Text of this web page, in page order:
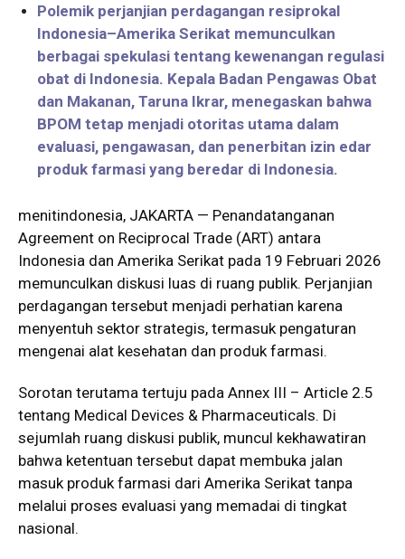
Polemik perjanjian perdagangan resiprokal
Indonesia–Amerika Serikat memunculkan
berbagai spekulasi tentang kewenangan regulasi
obat di Indonesia. Kepala Badan Pengawas Obat
dan Makanan, Taruna Ikrar, menegaskan bahwa
BPOM tetap menjadi otoritas utama dalam
evaluasi, pengawasan, dan penerbitan izin edar
produk farmasi yang beredar di Indonesia.
menitindonesia, JAKARTA — Penandatanganan
Agreement on Reciprocal Trade (ART) antara
Indonesia dan Amerika Serikat pada 19 Februari 2026
memunculkan diskusi luas di ruang publik. Perjanjian
perdagangan tersebut menjadi perhatian karena
menyentuh sektor strategis, termasuk pengaturan
mengenai alat kesehatan dan produk farmasi.
Sorotan terutama tertuju pada Annex III – Article 2.5
tentang Medical Devices & Pharmaceuticals. Di
sejumlah ruang diskusi publik, muncul kekhawatiran
bahwa ketentuan tersebut dapat membuka jalan
masuk produk farmasi dari Amerika Serikat tanpa
melalui proses evaluasi yang memadai di tingkat
nasional.